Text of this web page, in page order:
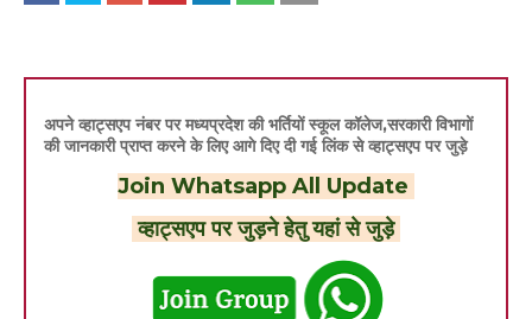
अपने व्हाट्सएप नंबर पर मध्यप्रदेश की भर्तियों स्कूल कॉलेज,सरकारी विभागों
की जानकारी प्राप्त करने के लिए आगे दिए दी गई लिंक से व्हाट्सएप पर जुड़े
Join Whatsapp All Update
व्हाट्सएप पर जुड़ने हेतु यहां से जुड़े